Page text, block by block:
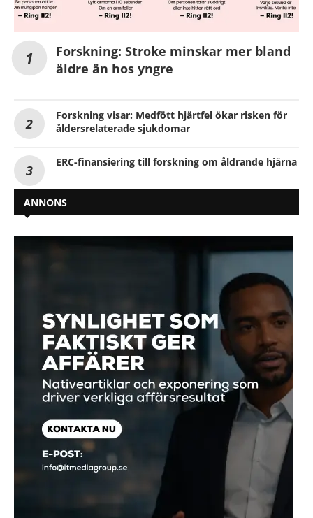
Forskning: Stroke minskar mer bland
äldre än hos yngre
Forskning visar: Medfött hjärtfel ökar risken för
åldersrelaterade sjukdomar
ERC-finansiering till forskning om åldrande hjärna
ANNONS